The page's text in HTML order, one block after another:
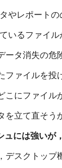
やレポート
いるファイ
ータ消失の危
ファイルを投
こにファイ
を立て直そう
ュには強いが
デスクトップ